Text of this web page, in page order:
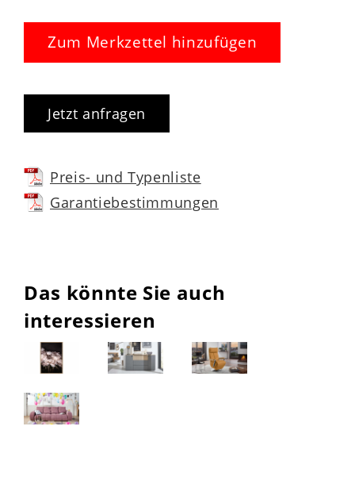
Zum Merkzettel hinzufügen
Jetzt anfragen
Preis- und Typenliste
Garantiebestimmungen
Das könnte Sie auch
interessieren